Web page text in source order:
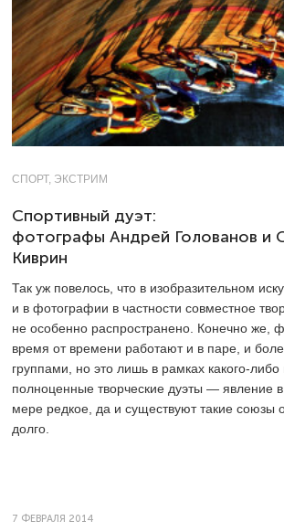
СПОРТ, ЭКСТРИМ
Спортивный дуэт:
фотографы Андрей Голованов и
Киврин
Так уж повелось, что в изобразительном
и в фотографии в частности совместное
не особенно распространено. Конечно же,
время от времени работают и в паре, и
группами, но это лишь в рамках какого-либо
полноценные творческие дуэты — явление в
мере редкое, да и существуют такие союзы
долго.
7 ФЕВРАЛЯ 2014